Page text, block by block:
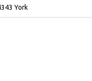
York